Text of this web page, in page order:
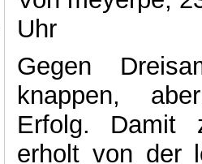
Uhr
Gegen
knappen,
Erfolg. Damit
erholt von der